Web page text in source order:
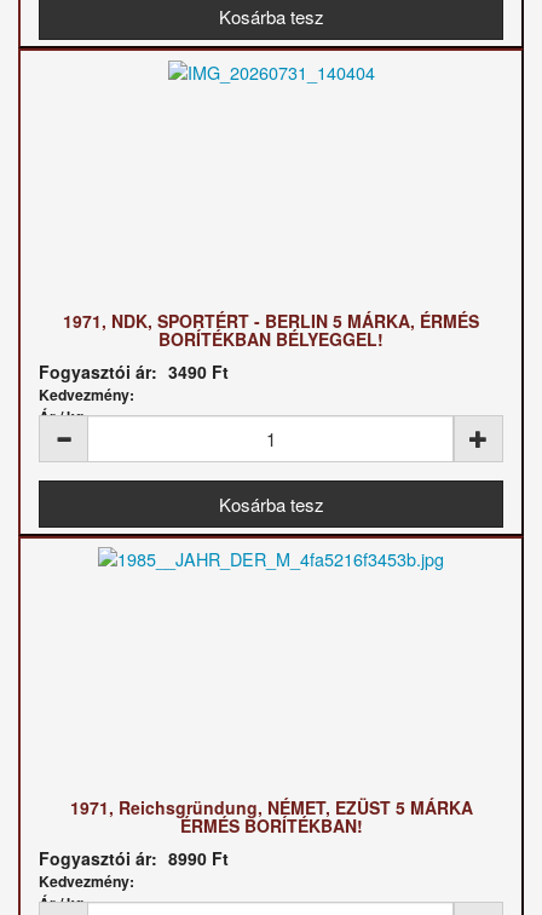
1971, NDK, SPORTÉRT - BERLIN 5 MÁRKA, ÉRMÉS
BORÍTÉKBAN BÉLYEGGEL!
Fogyasztói ár: 3490 Ft
Kedvezmény:
Ár / kg:
1971, Reichsgründung, NÉMET, EZÜST 5 MÁRKA
ÉRMÉS BORÍTÉKBAN!
Fogyasztói ár: 8990 Ft
Kedvezmény:
Ár / kg: